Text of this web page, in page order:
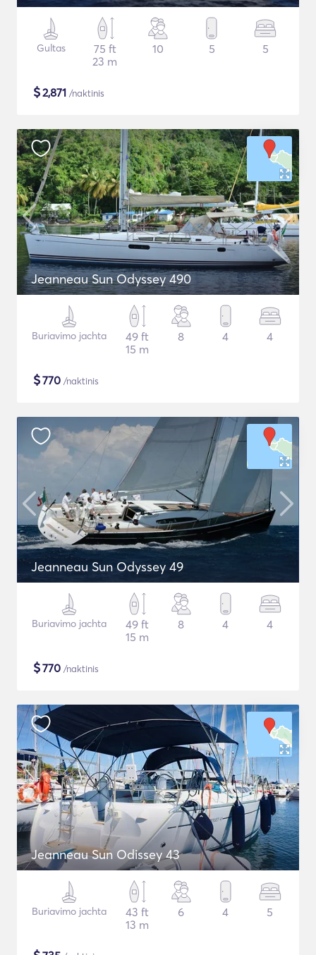
Gultas
75 ft
23 m
10 5 5
$2,871 /naktinis
Jeanneau Sun Odyssey 490
Buriavimo jachta
49 ft
15 m
8 4 4
$770 /naktinis
Jeanneau Sun Odyssey 49
Buriavimo jachta
49 ft
15 m
8 4 4
$770 /naktinis
Jeanneau Sun Odissey 43
Buriavimo jachta
43 ft
13 m
6 4 5